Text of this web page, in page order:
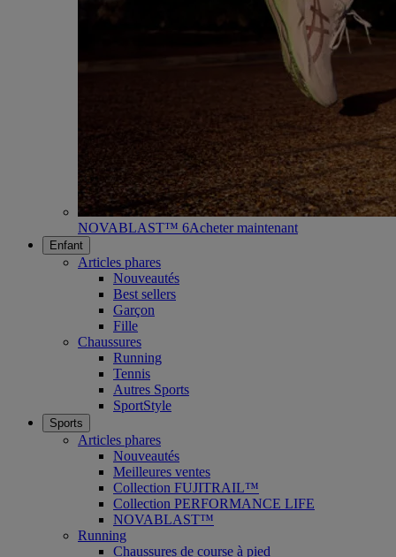
NOVABLAST™ 6Acheter maintenant
Enfant
Articles phares
Nouveautés
Best sellers
Garçon
Fille
Chaussures
Running
Tennis
Autres Sports
SportStyle
Sports
Articles phares
Nouveautés
Meilleures ventes
Collection FUJITRAIL™
Collection PERFORMANCE LIFE
NOVABLAST™
Running
Chaussures de course à pied